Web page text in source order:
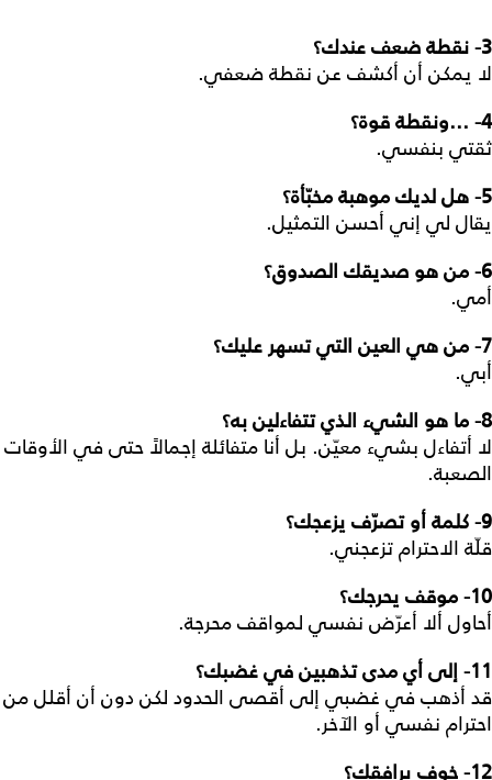
3- نقطة ضعف عندك؟
لا يمكن أن أكشف عن نقطة ضعفي.
4- ...ونقطة قوة؟
ثقتي بنفسي.
5- هل لديك موهبة مخبّأة؟
يقال لي إني أحسن التمثيل.
6- من هو صديقك الصدوق؟
أمي.
7- من هي العين التي تسهر عليك؟
أبي.
8- ما هو الشيء الذي تتفاءلين به؟
لا أتفاءل بشيء معيّن. بل أنا متفائلة إجمالاً حتى في الأوقات
الصعبة.
9- كلمة أو تصرّف يزعجك؟
قلّة الاحترام تزعجني.
10- موقف يحرجك؟
أحاول ألا أعرّض نفسي لمواقف محرجة.
11- إلى أي مدى تذهبين في غضبك؟
قد أذهب في غضبي إلى أقصى الحدود لكن دون أن أقلل من
احترام نفسي أو الآخر.
12- خوف يرافقك؟